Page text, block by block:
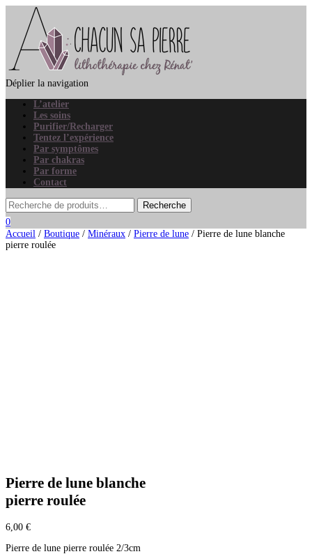
Déplier la navigation
L’atelier
Les soins
Purifier/Recharger
Tentez l’expérience
Par symptômes
Par chakras
Par forme
Contact
0
Accueil / Boutique / Minéraux / Pierre de lune / Pierre de lune blanche
pierre roulée
Pierre de lune blanche
pierre roulée
6,00 €
Pierre de lune pierre roulée 2/3cm